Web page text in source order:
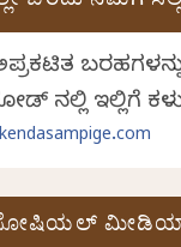
ನಲ್ಲಿ ಇಲ್ಲಿಗೆ